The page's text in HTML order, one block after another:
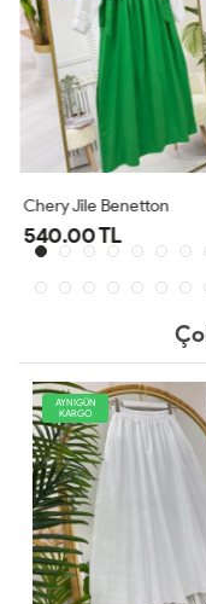
Lili Dantel Etek Siyah
390.00 TL
YENİ
AYNIGÜN
KARGO